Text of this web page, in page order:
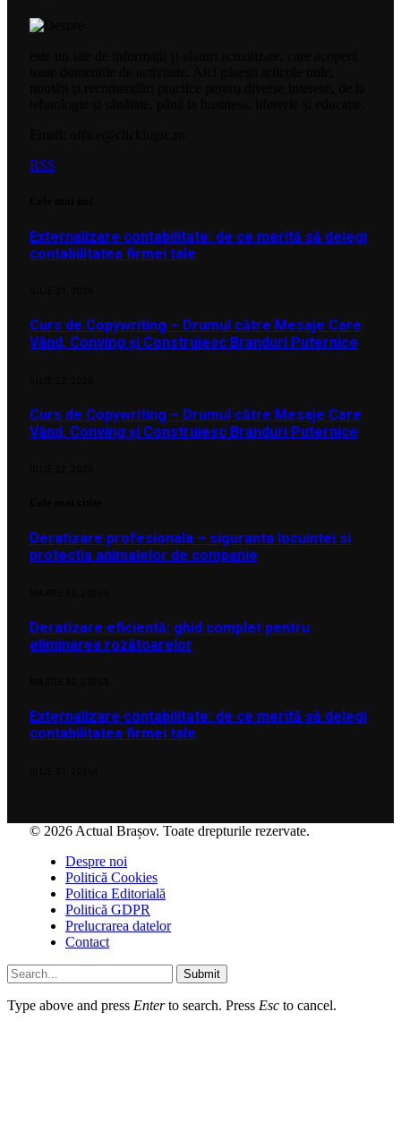
RSS
Externalizare contabilitate: de ce merită să delegi
contabilitatea firmei tale
Curs de Copywriting – Drumul către Mesaje Care
Vând, Conving și Construiesc Branduri Puternice
Curs de Copywriting – Drumul către Mesaje Care
Vând, Conving și Construiesc Branduri Puternice
Deratizare profesionala – siguranta locuintei si
protectia animalelor de companie
Deratizare eficientă: ghid complet pentru
eliminarea rozătoarelor
Externalizare contabilitate: de ce merită să delegi
contabilitatea firmei tale
© 2026 Actual Brașov. Toate drepturile rezervate.
Despre noi
Politică Cookies
Politica Editorială
Politică GDPR
Prelucrarea datelor
Contact
Submit
Type above and press Enterto search. Press Esc to cancel.